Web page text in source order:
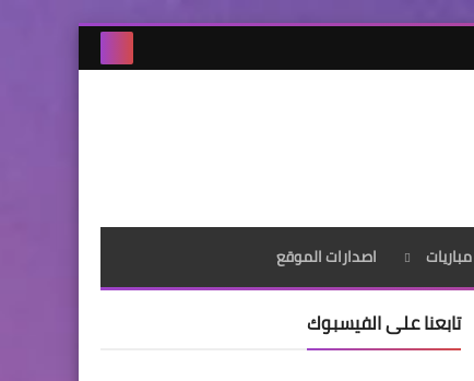
مباريات اصدارات الموقع
تابعنا على الفيسبوك